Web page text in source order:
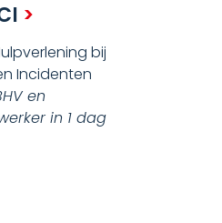
>
bij
Incidenten
en
in 1 dag